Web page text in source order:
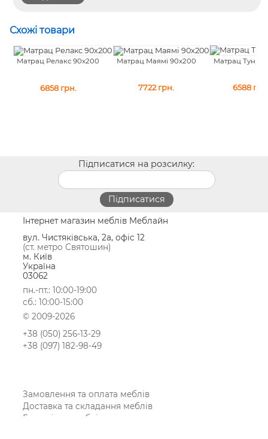
Схожі товари
Матрац Релакс 90x200
6858 грн.
Матрац Маямі 90x200
7722 грн.
Матрац Туніс
6588
Підписатися на розсилку:
Інтернет магазин меблів Меблайн
вул. Чистяківська, 2а, офіс 12
(ст. метро Святошин)
м. Київ
Україна
03062
пн.-пт.: 10:00-19:00
сб.: 10:00-15:00
© 2009-2026
+38 (050) 256-13-29
+38 (097) 182-98-49
Замовлення та оплата меблів
Доставка та складання меблів
Гарантія на меблі